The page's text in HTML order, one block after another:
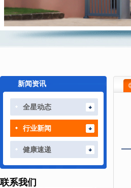
新闻资讯
全星动态
行业新闻
健康速递
联系我们